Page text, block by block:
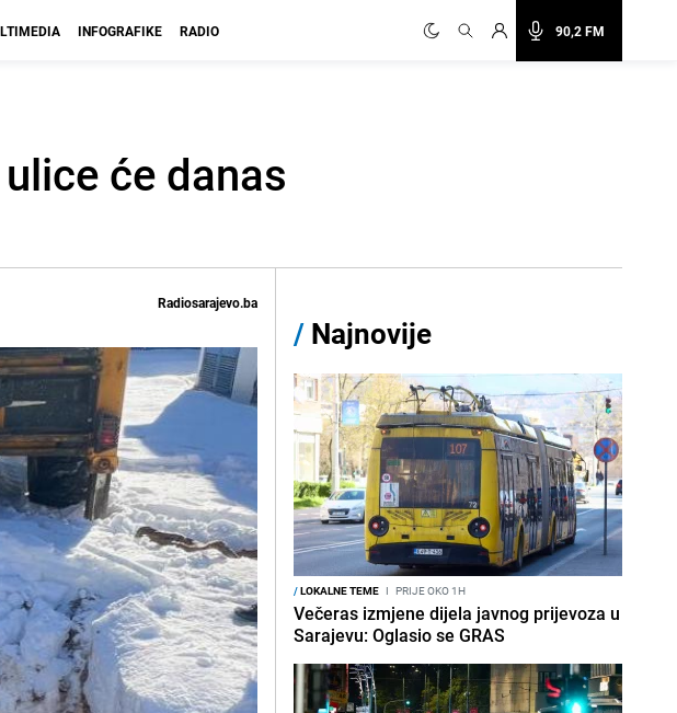
90,2 FM
INFOGRAFIKE RADIO
će danas
Radiosarajevo.ba
/ Najnovije
/LOKALNE TEME I PRIJE OKO 1H
Večeras izmjene dijela javnog prijevoza u
Sarajevu: Oglasio se GRAS